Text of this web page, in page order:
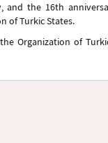
and the 16th
of Turkic States.
Organization of